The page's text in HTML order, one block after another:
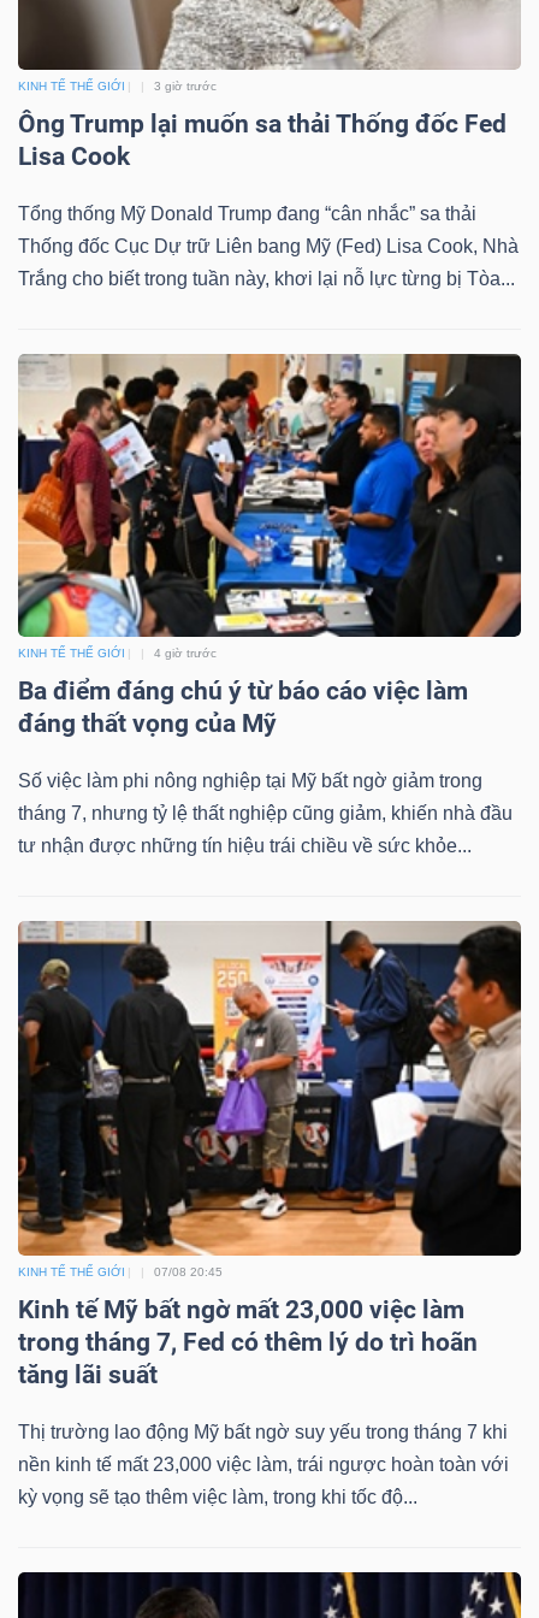
KINH TẾ THẾ GIỚI 3 giờ trước
Ông Trump lại muốn sa thải Thống đốc Fed
Lisa Cook
Tổng thống Mỹ Donald Trump đang “cân nhắc” sa thải
Thống đốc Cục Dự trữ Liên bang Mỹ (Fed) Lisa Cook, Nhà
Trắng cho biết trong tuần này, khơi lại nỗ lực từng bị Tòa...
KINH TẾ THẾ GIỚI 4 giờ trước
Ba điểm đáng chú ý từ báo cáo việc làm
đáng thất vọng của Mỹ
Số việc làm phi nông nghiệp tại Mỹ bất ngờ giảm trong
tháng 7, nhưng tỷ lệ thất nghiệp cũng giảm, khiến nhà đầu
tư nhận được những tín hiệu trái chiều về sức khỏe...
KINH TẾ THẾ GIỚI 07/08 20:45
Kinh tế Mỹ bất ngờ mất 23,000 việc làm
trong tháng 7, Fed có thêm lý do trì hoãn
tăng lãi suất
Thị trường lao động Mỹ bất ngờ suy yếu trong tháng 7 khi
nền kinh tế mất 23,000 việc làm, trái ngược hoàn toàn với
kỳ vọng sẽ tạo thêm việc làm, trong khi tốc độ...
Dịch
vụ
Đào
Sách
tài
chính
Công
cụ
tư
Truyền
thông
tài
chính
Dữ
liệu
tài